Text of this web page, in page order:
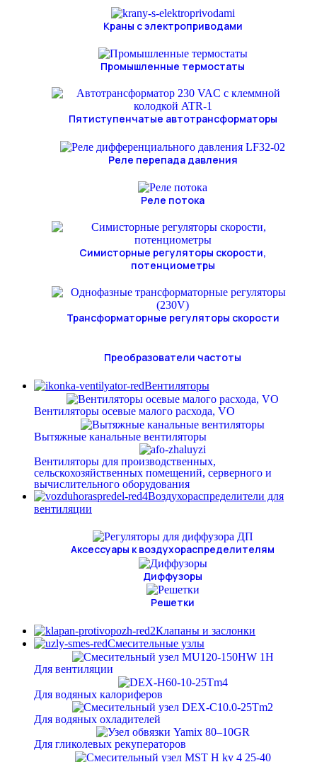
Краны с электроприводами
Промышленные термостаты
Пятиступенчатые автотрансформаторы
Реле перепада давления
Реле потока
Симисторные регуляторы скорости,
потенциометры
Трансформаторные регуляторы скорости
Преобразователи частоты
Вентиляторы
Вентиляторы осевые малого расхода, VO
Вытяжные канальные вентиляторы
Вентиляторы для производственных,
сельскохозяйственных помещений, серверного и
вычислительного оборудования
Воздухораспределители для
вентиляции
Аксессуары к воздухораспределителям
Диффузоры
Решетки
Клапаны и заслонки
Смесительные узлы
Для вентиляции
Для водяных калориферов
Для водяных охладителей
Для гликолевых рекуператоров